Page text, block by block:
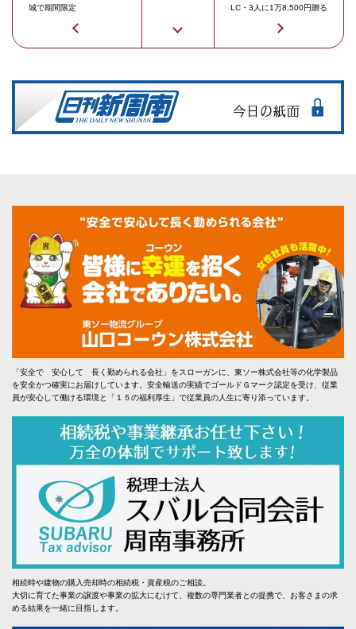
城で期間限定
LC・3人に1万8,500円贈る
「安全で 安心して 長く勤められる会社」をスローガンに、東ソー株式会社等の化学製品
を安全かつ確実にお届けしています。安全輸送の実績でゴールドＧマーク認定を受け、従業
員が安心して働ける環境と「１５の福利厚生」で従業員の人生に寄り添っています。
相続時や建物の購入売却時の相続税・資産税のご相談。
大切に育てた事業の譲渡や事業の拡大にむけて、複数の専門業者との提携で、お客さまの求
める結果を一緒に目指します。